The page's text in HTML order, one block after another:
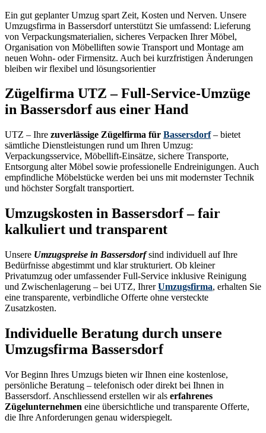
Ein gut geplanter Umzug spart Zeit, Kosten und Nerven. Unsere
Umzugsfirma in Bassersdorf unterstützt Sie umfassend: Lieferung
von Verpackungsmaterialien, sicheres Verpacken Ihrer Möbel,
Organisation von Möbelliften sowie Transport und Montage am
neuen Wohn- oder Firmensitz. Auch bei kurzfristigen Änderungen
bleiben wir flexibel und lösungsorientier
Zügelfirma UTZ – Full-Service-Umzüge
in Bassersdorf aus einer Hand
UTZ – Ihre zuverlässige Zügelfirma für Bassersdorf– bietet
sämtliche Dienstleistungen rund um Ihren Umzug:
Verpackungsservice, Möbellift-Einsätze, sichere Transporte,
Entsorgung alter Möbel sowie professionelle Endreinigungen. Auch
empfindliche Möbelstücke werden bei uns mit modernster Technik
und höchster Sorgfalt transportiert.
Umzugskosten in Bassersdorf – fair
kalkuliert und transparent
Unsere Umzugspreise in Bassersdorfsind individuell auf Ihre
Bedürfnisse abgestimmt und klar strukturiert. Ob kleiner
Privatumzug oder umfassender Full-Service inklusive Reinigung
und Zwischenlagerung – bei UTZ, IhrerUmzugsfirma, erhalten Sie
eine transparente, verbindliche Offerte ohne versteckte
Zusatzkosten.
Individuelle Beratung durch unsere
Umzugsfirma Bassersdorf
Vor Beginn Ihres Umzugs bieten wir Ihnen eine kostenlose,
persönliche Beratung – telefonisch oder direkt bei Ihnen in
Bassersdorf. Anschliessend erstellen wir als erfahrenes
Zügelunternehmen eine übersichtliche und transparente Offerte,
die Ihre Anforderungen genau widerspiegelt.